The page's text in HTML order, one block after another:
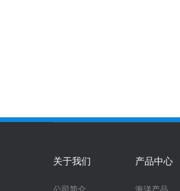
关于我们 产品中心